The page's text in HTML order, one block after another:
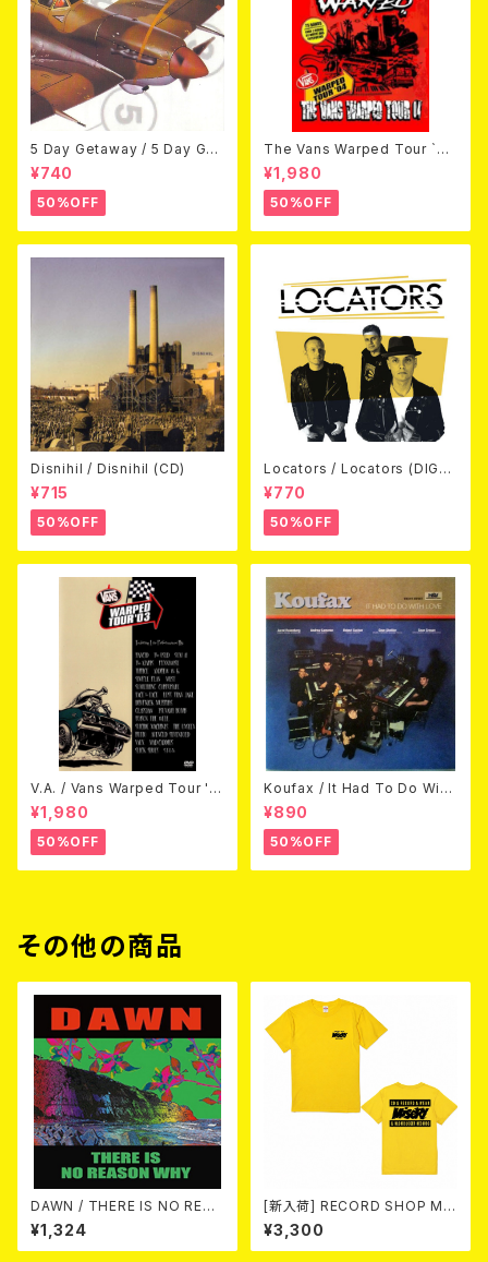
5 Day Getaway / 5 Day Get
away (CDEP)
¥740
50%OFF
The Vans Warped Tour `04
Beyond Warped (国内盤DV
D)
¥1,980
50%OFF
Disnihil / Disnihil (CD)
¥715
50%OFF
Locators / Locators (DIGPA
CK CD)
¥770
50%OFF
V.A. / Vans Warped Tour '0
3 (DVD)
¥1,980
50%OFF
Koufax / It Had To Do With
Love (CD)
¥890
50%OFF
その他の商品
DAWN / THERE IS NO REAS
¥1,324
[新入荷] RECORD SHOP MIS
ERY / 33th anniversary T-s
hirts (yellow ①)
¥3,300